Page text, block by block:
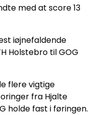
med at score 13
iøjnefaldende
Holstebro til GOG
flere vigtige
fra Hjalte
holde fast i føringen.